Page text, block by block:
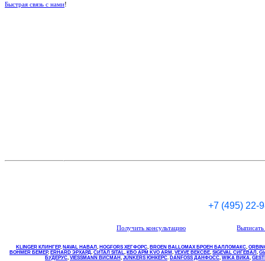
Быстрая связь с нами!
+7 (495) 22-
Получить консультацию
KLINGER КЛИНГЕР, NAVAL НАВАЛ , НOGFORS ХЕГФОРС, BROEN BALLOMAX БРОЕН БАЛЛОМАКС,
BOHMER БЕМЕР, ERHARD ЭРХАРД, СИТАЛ SITAL, КВО АРМ KVO ARM, VEXVE ВЕКСВЕ, SIGEVAL СИГЕВАЛ ,
БУДЕРУС, VIESSMANN ВИСМАН , JUNKERS ЮНКЕРС. DANFOSS ДАНФОСС, WIKA ВИКА,